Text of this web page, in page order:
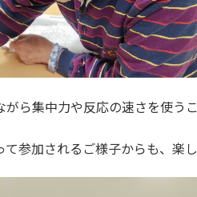
ら集中力や反応の速さを使う
参加されるご様子からも、楽